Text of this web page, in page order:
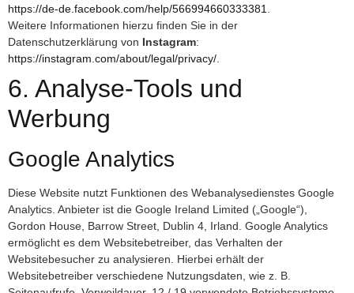
https://de-de.facebook.com/help/566994660333381
Weitere Informationen hierzu finden Sie in der
Datenschutzerklärung von Instagram:
https://instagram.com/about/legal/privacy/
6. Analyse-Tools und
Werbung
Google Analytics
Diese Website nutzt Funktionen des Webanalysedienstes Google
Analytics. Anbieter ist die Google Ireland Limited („Google“),
Gordon House, Barrow Street, Dublin 4, Irland. Google Analytics
ermöglicht es dem Websitebetreiber, das Verhalten der
Websitebesucher zu analysieren. Hierbei erhält der
Websitebetreiber verschiedene Nutzungsdaten, wie z. B.